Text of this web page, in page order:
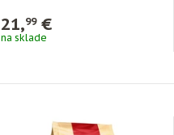
21,99€
na sklade